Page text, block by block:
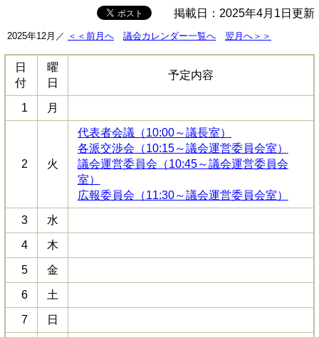
掲載日：2025年4月1日更新
2025年12月／ ＜＜前月へ 議会カレンダー一覧へ 翌月へ＞＞
日
付
曜
日
予定内容
1 月
2 火
代表者会議（10:00～議長室）
各派交渉会（10:15～議会運営委員会室）
議会運営委員会（10:45～議会運営委員会
室）
広報委員会（11:30～議会運営委員会室）
3 水
4 木
5 金
6 土
7 日